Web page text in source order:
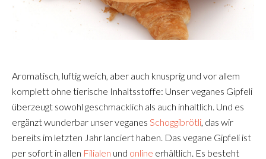
Aromatisch, luftig weich, aber auch knusprig und vor allem
komplett ohne tierische Inhaltsstoffe: Unser veganes Gipfeli
überzeugt sowohl geschmacklich als auch inhaltlich. Und es
ergänzt wunderbar unser veganes Schoggibrötli , das wir
bereits im letzten Jahr lanciert haben. Das vegane Gipfeli ist
per sofort in allen Filialen und online erhältlich. Es besteht